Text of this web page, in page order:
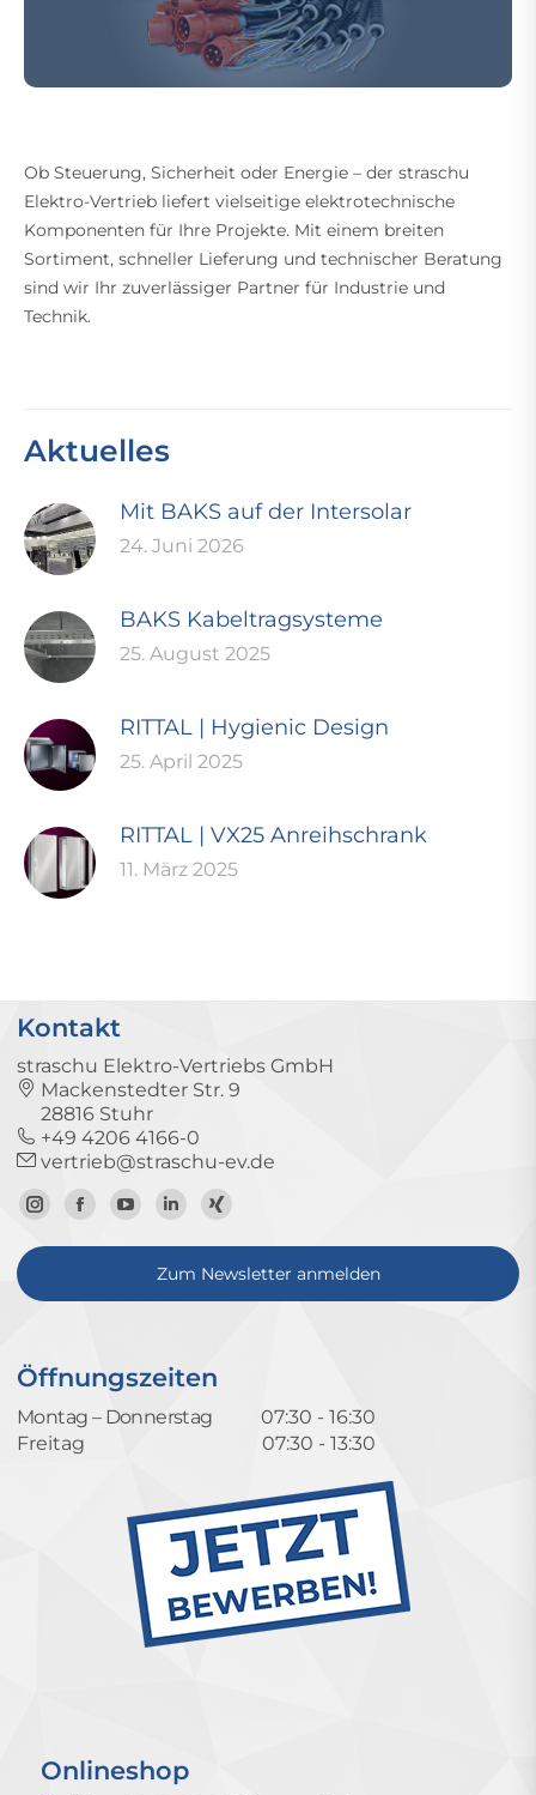
Ob Steuerung, Sicherheit oder Energie – der straschu
Elektro-Vertrieb liefert vielseitige elektrotechnische
Komponenten für Ihre Projekte. Mit einem breiten
Sortiment, schneller Lieferung und technischer Beratung
sind wir Ihr zuverlässiger Partner für Industrie und
Technik.
Aktuelles
Mit BAKS auf der Intersolar
24. Juni 2026
BAKS Kabeltragsysteme
25. August 2025
RITTAL | Hygienic Design
25. April 2025
RITTAL | VX25 Anreihschrank
11. März 2025
Kontakt
straschu Elektro-Vertriebs GmbH
Mackenstedter Str. 9
28816 Stuhr
+49 4206 4166-0
vertrieb@straschu-ev.de
Zum
Instagram-
Zur
Facebook-
Zum
YouTube-
Kanal
Zum
LinkedIn-
Profil
Zum
Xing-
Profil
Zum Newsletter anmelden
Öffnungszeiten
Montag – Donnerstag
07:30 - 16:30
Freitag
07:30 - 13:30
Onlineshop